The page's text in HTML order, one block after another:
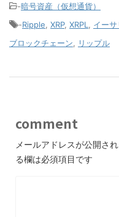
-暗号資産（仮想通貨）
-Ripple XRP, XRPL イー
ブロックチェーン
リップル
comment
メールアドレスが公開さ
る欄は必須項目です